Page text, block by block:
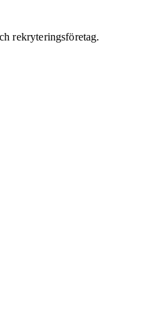
rekryteringsföretag.